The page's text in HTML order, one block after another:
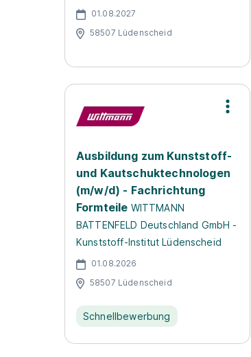
01.08.2027
58507 Lüdenscheid
Ausbildung zum Kunststoff-
und Kautschuktechnologen
(m/w/d) - Fachrichtung
Formteile WITTMANN
BATTENFELD Deutschland GmbH -
Kunststoff-Institut Lüdenscheid
01.08.2026
58507 Lüdenscheid
Schnellbewerbung